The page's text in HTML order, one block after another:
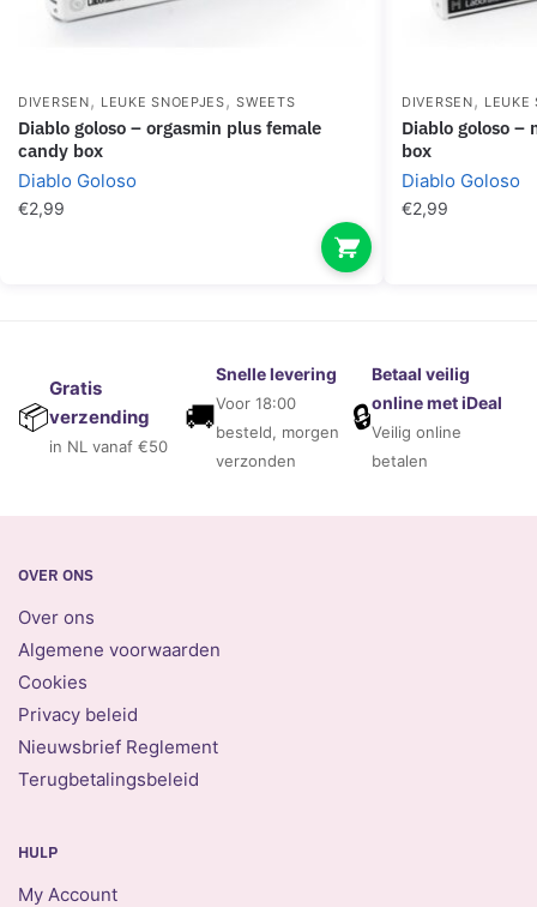
DIVERSEN, LEUKE SNOEPJES,SWEETS
diablo goloso – orgasmin plus female
candy box
Diablo Goloso
€2,99
DIVERSEN, LEUKE
diablo goloso – mother-in-law plus candy
box
Diablo Goloso
€2,99
📦
Gratis
verzending
in NL vanaf €50
🚚
Snelle levering
Voor 18:00
besteld, morgen
verzonden
🔒
Betaal veilig
online met iDeal
Veilig online
betalen
OVER ONS
Over ons
Algemene voorwaarden
Cookies
Privacy beleid
Nieuwsbrief Reglement
Terugbetalingsbeleid
HULP
My Account